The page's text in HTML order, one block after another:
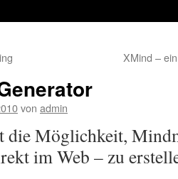
XMind –
von admin
die Möglichkeit,
im Web – zu